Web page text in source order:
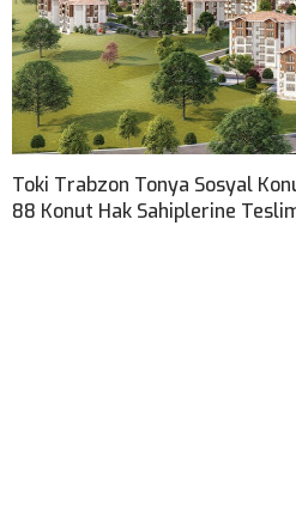
Toki Trabzon Tonya Sosyal
88 Konut Hak Sahiplerine